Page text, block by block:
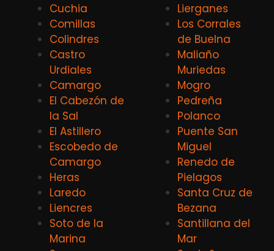
Cuchia
Comillas
Colindres
Castro
Urdiales
Camargo
El Cabezón de
la Sal
El Astillero
Escobedo de
Camargo
Heras
Laredo
Liencres
Soto de la
Marina
Lierganes
Los Corrales
de Buelna
Maliaño
Muriedas
Mogro
Pedreña
Polanco
Puente San
Miguel
Renedo de
Pielagos
Santa Cruz de
Bezana
Santillana del
Mar